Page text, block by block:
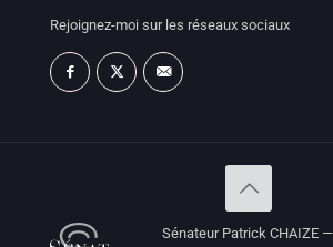
Rejoignez-moi sur les réseaux sociaux
Sénateur Patrick CHAIZE